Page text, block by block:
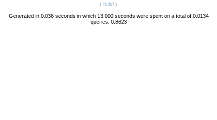
( build )
Generated in 0.036 seconds in which 13.000 seconds were spent on a total of 0.0134
queries. 0.8623